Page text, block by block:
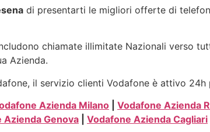
di presentarti le migliori offerte di
chiamate illimitate Nazionali verso
Azienda.
il servizio clienti Vodafone è attivo
Azienda Milano Vodafone Azienda
Azienda Genova Vodafone Azienda Cagliari